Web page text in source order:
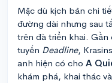
Mặc dù kịch bản chi
đường dài nhưng sau
trên đà triển khai.
tuyến Deadline,
anh hiện có cho A
khám phá, khai thác